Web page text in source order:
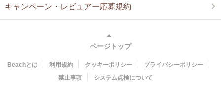
キャンペーン・レビュアー応募規約
ページトップ
Beachとは 利用規約 クッキーポリシー
プライバシーポリシー
禁止事項
システム点検について